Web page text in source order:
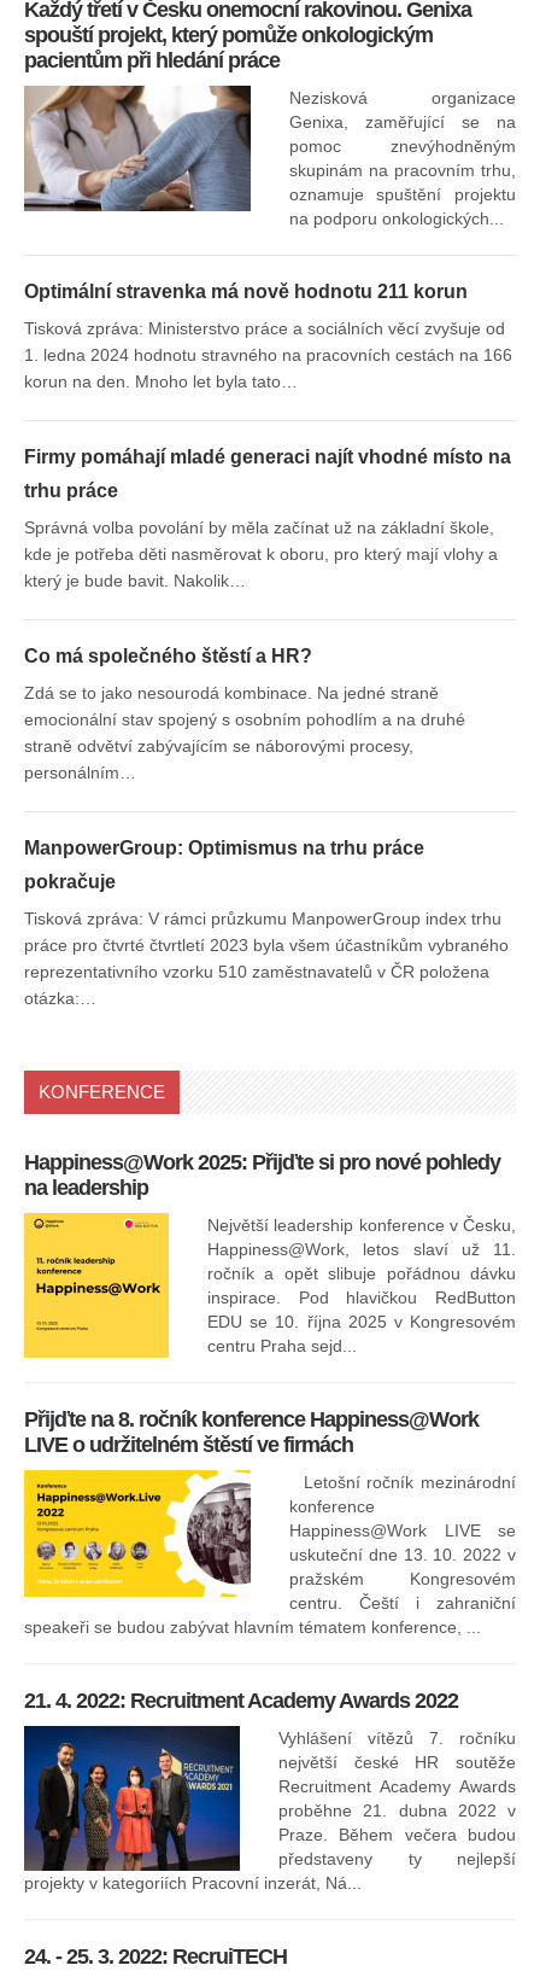
Každý třetí v Česku onemocní rakovinou. Genixa
spouští projekt, který pomůže onkologickým
pacientům při hledání práce
Nezisková organizace
Genixa, zaměřující se na
pomoc znevýhodněným
skupinám na pracovním trhu,
oznamuje spuštění projektu
na podporu onkologických...
Optimální stravenka má nově hodnotu 211 korun
Tisková zpráva: Ministerstvo práce a sociálních věcí zvyšuje od
1. ledna 2024 hodnotu stravného na pracovních cestách na 166
korun na den. Mnoho let byla tato…
Firmy pomáhají mladé generaci najít vhodné místo na
trhu práce
Správná volba povolání by měla začínat už na základní škole,
kde je potřeba děti nasměrovat k oboru, pro který mají vlohy a
který je bude bavit. Nakolik…
Co má společného štěstí a HR?
Zdá se to jako nesourodá kombinace. Na jedné straně
emocionální stav spojený s osobním pohodlím a na druhé
straně odvětví zabývajícím se náborovými procesy,
personálním…
ManpowerGroup: Optimismus na trhu práce
pokračuje
Tisková zpráva: V rámci průzkumu ManpowerGroup index trhu
práce pro čtvrté čtvrtletí 2023 byla všem účastníkům vybraného
reprezentativního vzorku 510 zaměstnavatelů v ČR položena
otázka:…
KONFERENCE
Happiness@Work 2025: Přijďte si pro nové pohledy
na leadership
Největší leadership konference v Česku,
Happiness@Work, letos slaví už 11.
ročník a opět slibuje pořádnou dávku
inspirace. Pod hlavičkou RedButton
EDU se 10. října 2025 v Kongresovém
centru Praha sejd...
Přijďte na 8. ročník konference Happiness@Work
LIVE o udržitelném štěstí ve firmách
Letošní ročník mezinárodní
konference
Happiness@Work LIVE se
uskuteční dne 13. 10. 2022 v
pražském Kongresovém
centru. Čeští i zahraniční
speakeři se budou zabývat hlavním tématem konference, ...
21. 4. 2022: Recruitment Academy Awards 2022
Vyhlášení vítězů 7. ročníku
největší české HR soutěže
Recruitment Academy Awards
proběhne 21. dubna 2022 v
Praze. Během večera budou
představeny ty nejlepší
projekty v kategoriích Pracovní inzerát, Ná...
24. - 25. 3. 2022: RecruiTECH